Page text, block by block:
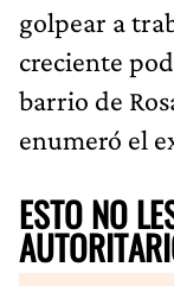
golpear a
creciente
barrio de
enumeró el
ESTO NO